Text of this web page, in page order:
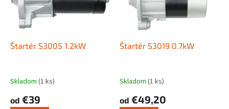
Štartér S3005 1.2kW
Skladom (1 ks)
od €39
Štartér S3019 0.7kW
Skladom (1 ks)
od €49,20